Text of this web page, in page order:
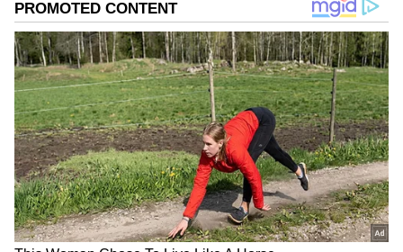
ಸುದ್ದಿಗಳು ಸುವರ್ಣ ನ್ಯೂಸ್ ವೆಬ್‌ಸೈಟಲ್ಲೂ ಲಭ್ಯ.